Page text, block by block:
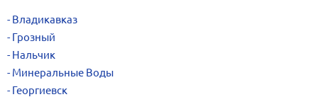
Владикавказ
Грозный
Нальчик
Минеральные Воды
Георгиевск